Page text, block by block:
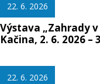
22. 6. 2026
Výstava „Zahrady
Kačina, 2. 6. 2026 –
22. 6. 2026